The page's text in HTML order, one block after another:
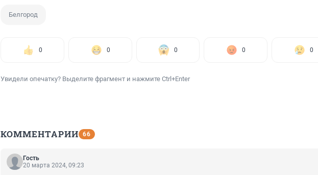
Белгород
0 0 0 0 0
Увидели опечатку? Выделите фрагмент и нажмите Ctrl+Enter
КОММЕНТАРИИ 66
Гость
20 марта 2024, 09:23